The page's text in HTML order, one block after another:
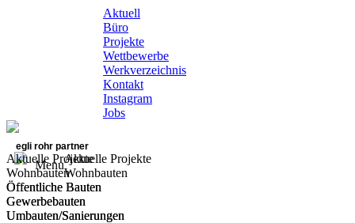
Aktuell
Büro
Projekte
Wettbewerbe
Werkverzeichnis
Kontakt
Instagram
Jobs
egli rohr partner
Menu
Aktuelle Projekte
Wohnbauten
Öffentliche Bauten
Gewerbebauten
Umbauten/Sanierungen
Aktuelle Projekte
Wohnbauten
Öffentliche Bauten
Gewerbebauten
Umbauten/Sanierungen